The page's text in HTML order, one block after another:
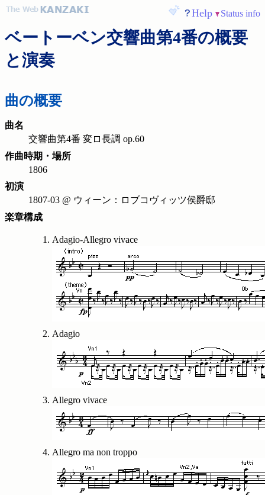
Help Status info
ベートーベン交響曲第4番の概要
と演奏
曲の概要
曲名
交響曲第4番 変ロ長調 op.60
作曲時期・場所
1806
初演
1807-03 @ ウィーン：ロブコヴィッツ侯爵邸
楽章構成
Adagio-Allegro vivace
Adagio
Allegro vivace
Allegro ma non troppo